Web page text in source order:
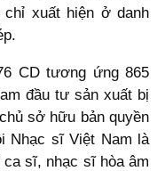
chỉ xuất hiện ở danh
CD tương ứng 865
đầu tư sản xuất bị
sở hữu bản quyền
Nhạc sĩ Việt Nam là
sĩ, nhạc sĩ hòa âm